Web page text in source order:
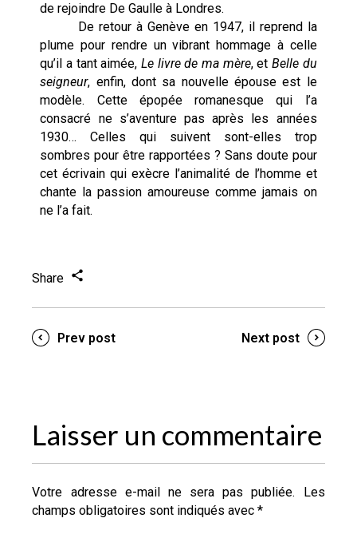
de rejoindre De Gaulle à Londres.
De retour à Genève en 1947, il reprend la
plume pour rendre un vibrant hommage à celle
qu’il a tant aimée, Le livre de ma mère, etBelle du
seigneur, enfin, dont sa nouvelle épouse est le
modèle. Cette épopée romanesque qui l’a
consacré ne s’aventure pas après les années
1930… Celles qui suivent sont-elles trop
sombres pour être rapportées ? Sans doute pour
cet écrivain qui exècre l’animalité de l’homme et
chante la passion amoureuse comme jamais on
ne l’a fait.
Share
Prev post Next post
Laisser un commentaire
Votre adresse e-mail ne sera pas publiée.
Les
champs obligatoires sont indiqués avec*